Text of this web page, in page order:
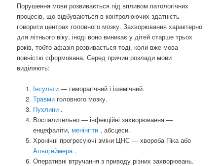
Порушення мови розвивається під впливом патологічних
процесів, що відбуваються в контролюючих здатність
говорити центрах головного мозку. Захворювання характерно
для літнього віку, іноді воно виникає у дітей старше трьох
років, тобто афазія розвивається тоді, коли вже мова
повністю сформована. Серед причин розлади мови
виділяють:
Інсульти — геморагічний і ішемічний.
Травми головного мозку.
Пухлини .
Воспалительно — інфекційні захворювання —
енцефаліти, менінгіти , абсцеси.
Хронічні прогресуючі зміни ЦНС — хвороба Піка або
Альцгеймера .
Оперативні втручання з приводу різних захворювань.